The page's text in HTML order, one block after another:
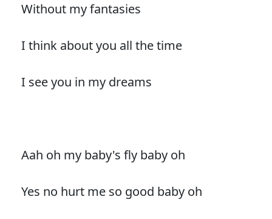
Without my fantasies
I think about you all the time
I see you in my dreams
Aah oh my baby's fly baby oh
Yes no hurt me so good baby oh